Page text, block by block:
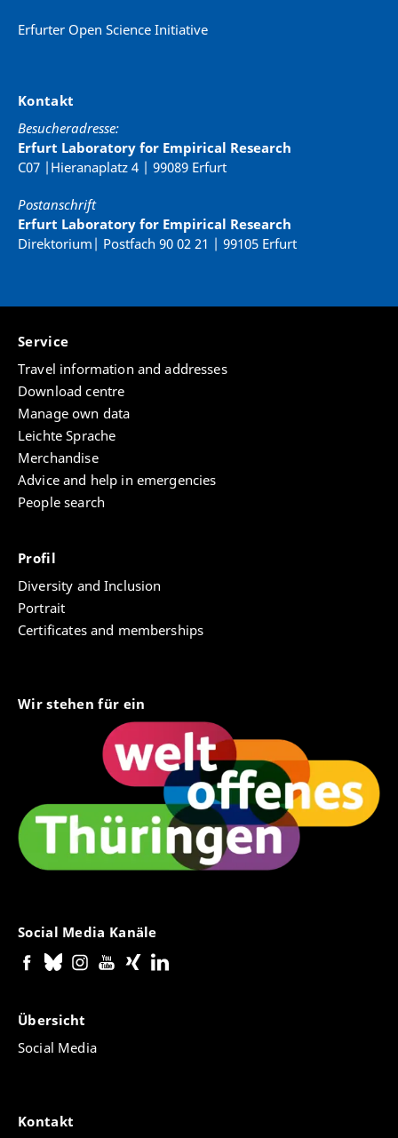
Erfurter Open Science Initiative
Kontakt
Besucheradresse:
Erfurt Laboratory for Empirical Research
C07 |Hieranaplatz 4 | 99089 Erfurt
Postanschrift
Erfurt Laboratory for Empirical Research
Direktorium| Postfach 90 02 21 | 99105 Erfurt
Service
Travel information and addresses
Download centre
Manage own data
Leichte Sprache
Merchandise
Advice and help in emergencies
People search
Profil
Diversity and Inclusion
Portrait
Certificates and memberships
Wir stehen für ein
Social Media Kanäle
Übersicht
Social Media
Kontakt